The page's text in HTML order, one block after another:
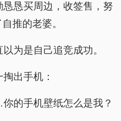
恳买周边，收签售，努
推的老婆。
为是自己追竞成功。
出手机：
的手机壁纸怎么是我？